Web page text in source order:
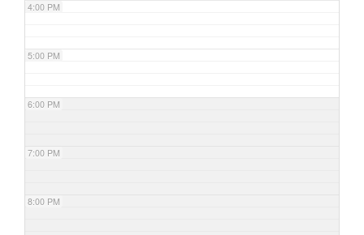
4:00 PM
5:00 PM
6:00 PM
7:00 PM
8:00 PM